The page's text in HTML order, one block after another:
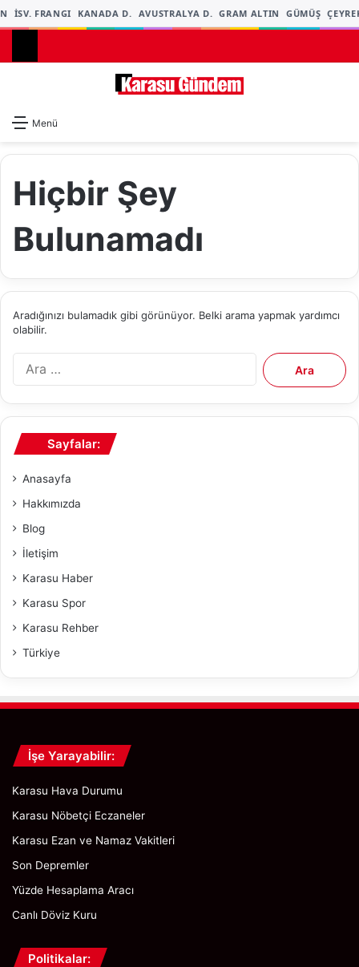
İSV. FRANGI KANADA D. AVUSTRALYA D. GRAM ALTIN GÜMÜŞ
Menü
Hiçbir Şey
Bulunamadı
Aradığınızı bulamadık gibi görünüyor. Belki arama yapmak yardımcı
olabilir.
Sayfalar:
Anasayfa
Hakkımızda
Blog
İletişim
Karasu Haber
Karasu Spor
Karasu Rehber
Türkiye
İşe Yarayabilir:
Karasu Hava Durumu
Karasu Nöbetçi Eczaneler
Karasu Ezan ve Namaz Vakitleri
Son Depremler
Yüzde Hesaplama Aracı
Canlı Döviz Kuru
Politikalar: